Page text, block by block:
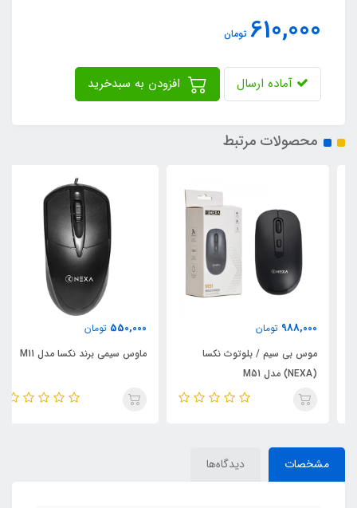
610,000 تومان
آماده ارسال
محصولات مرتبط
988,000 تومان
موس بی سیم / بلوتوث نکسا
550,000 تومان
ماوس سیمی برند نکسا مدل M11
مشخصات دیدگاه‌ها